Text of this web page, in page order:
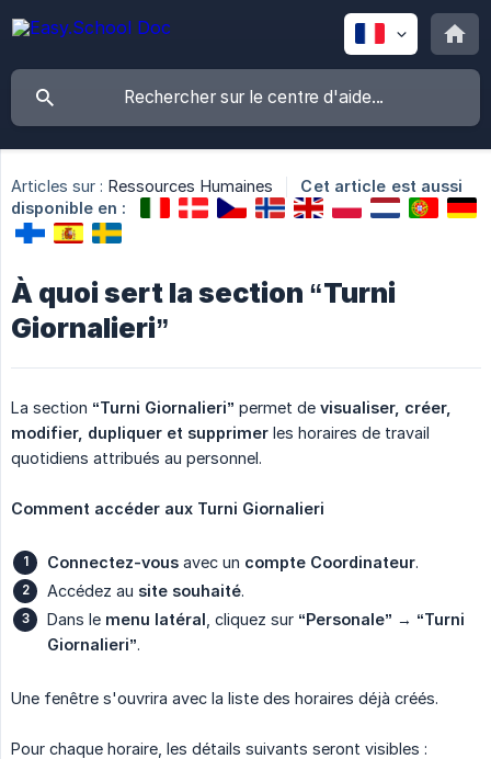
Articles sur : Ressources Humaines
Cet article est aussi
disponible en :
À quoi sert la section “Turni
Giornalieri”
La section “Turni Giornalieri” permet de visualiser, créer,
modifier, dupliquer et supprimer les horaires de travail
quotidiens attribués au personnel.
Comment accéder aux Turni Giornalieri
Connectez-vous avec un compte Coordinateur.
Accédez au site souhaité.
Dans le menu latéral , cliquez sur “Personale” → “Turni
Giornalieri”.
Une fenêtre s'ouvrira avec la liste des horaires déjà créés.
Pour chaque horaire, les détails suivants seront visibles :